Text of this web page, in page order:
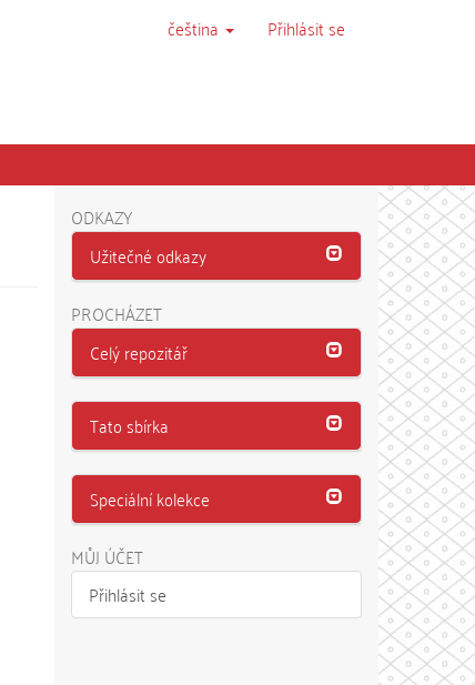
čeština Přihlásit se
ODKAZY
Užitečné odkazy
PROCHÁZET
Celý repozitář
Tato sbírka
Speciální kolekce
MŮJ ÚČET
Přihlásit se